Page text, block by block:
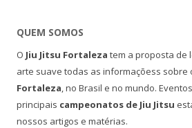
QUEM SOMOS
O Jiu Jitsu Fortaleza tem a proposta de
arte suave todas as informaçõess sobre
Fortaleza , no Brasil e no mundo.
principais campeonatos de Jiu Jitsu
nossos artigos e matérias.